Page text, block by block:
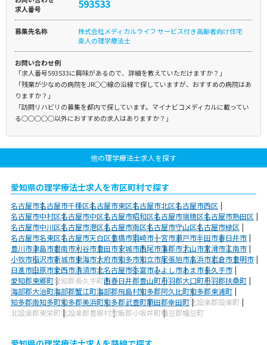
求人番号
593533
募集先名称
株式会社メディカルライフ サービス付き高齢者向け住宅
楽人の理学療法士
お問い合わせ例
「求人番号593533に興味があるので、詳細を教えていただけますか？」
「残業が少なめの病院をJR○○線の沿線で探していますが、おすすめの病院はあ
りますか？」
「訪問リハビリの募集を都内で探しています。マイナビコメディカルに載ってい
る○○○○○以外におすすめの求人はありますか？」
他の理学療法士求人を探す
愛知県の理学療法士求人を市区町村で探す
名古屋市名古屋市千種区名古屋市東区名古屋市北区名古屋市西区
名古屋市中村区名古屋市中区名古屋市昭和区名古屋市瑞穂区名古屋市熱田区
名古屋市中川区名古屋市港区名古屋市南区名古屋市守山区名古屋市緑区
名古屋市名東区名古屋市天白区豊橋市岡崎市一宮市瀬戸市半田市春日井市
豊川市津島市碧南市刈谷市豊田市安城市西尾市蒲郡市犬山市常滑市江南市
小牧市稲沢市新城市東海市大府市知多市知立市尾張旭市高浜市岩倉市豊明市
日進市田原市愛西市清須市北名古屋市弥富市みよし市あま市長久手市
愛知郡東郷町愛知郡長久手町西春日井郡豊山町丹羽郡大口町丹羽郡扶桑町
海部郡大治町海部郡蟹江町海部郡飛島村知多郡阿久比町知多郡東浦町
知多郡南知多町知多郡美浜町知多郡武豊町額田郡幸田町北設楽郡設楽町
北設楽郡東栄町北設楽郡豊根村宝飯郡小坂井町幡豆郡幡豆町